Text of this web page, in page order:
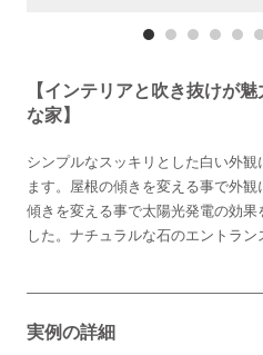
【インテリアと吹き抜けが
な家】
シンプルなスッキリとした白い外
ます。屋根の傾きを変える事で外観
傾きを変える事で太陽光発電の効果
した。ナチュラルな石のエントラン
実例の詳細